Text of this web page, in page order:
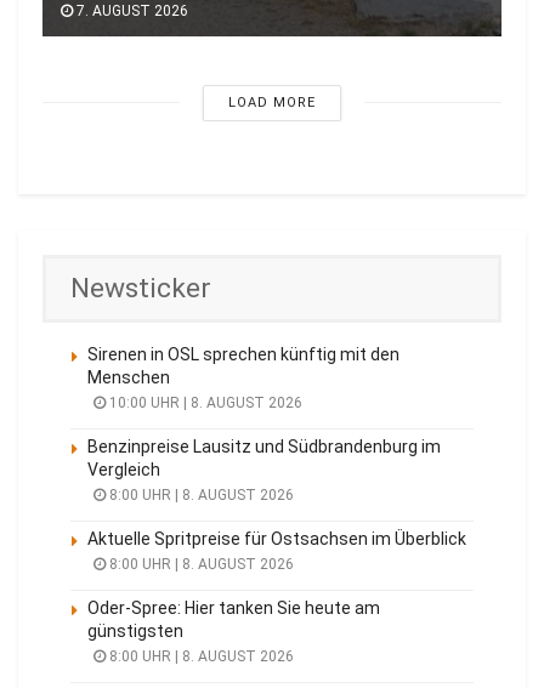
7. AUGUST 2026
LOAD MORE
Newsticker
Sirenen in OSL sprechen künftig mit den
Menschen
10:00 UHR | 8. AUGUST 2026
Benzinpreise Lausitz und Südbrandenburg im
Vergleich
8:00 UHR | 8. AUGUST 2026
Aktuelle Spritpreise für Ostsachsen im Überblick
8:00 UHR | 8. AUGUST 2026
Oder-Spree: Hier tanken Sie heute am
günstigsten
8:00 UHR | 8. AUGUST 2026